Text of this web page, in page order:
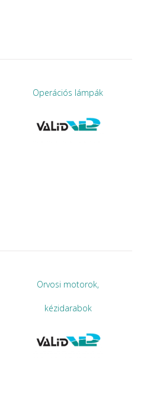
Operációs lámpák
Orvosi motorok,
kézidarabok